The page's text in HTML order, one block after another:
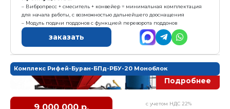
Установленная мощность: 26 кВт
Масса: 5 900 кг
Режим работы: автоматический
Преимущества:
Высокая рентабельность
Низкие затраты на организацию производства
Эффективное использование цеха и
Применение современных технических
Гибкость и возможность масштабирования